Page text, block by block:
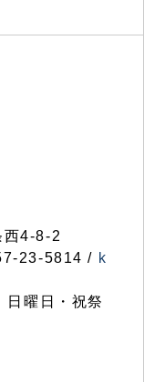
4-8-2
23-5814 / k
曜日・祝祭